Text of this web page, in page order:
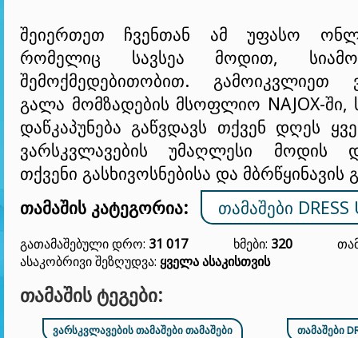
შეიერთეთ ჩვენთან ამ უფასო
რომელიც სავსეა მოდით,
შემოქმედებითობით. გამოიკვლიეთ
გალა მომზადების მსოფლიო NAJOX-
დაწკაპუნება გაწვდავს თქვენ დღეს
ვარსკვლავების უმაღლესი მოდის
თქვენი გასხივოსნებისა და
თამაშის კატეგორია:
ᲗᲐᲛᲐᲨᲔᲑᲘ
Გათამაშებული Დრო: 31 017 Ხმები: 320
Ასაკობრივი Შეზღუდვა: Ყველა Ასაკისთვის
ᲗᲐᲛᲐᲨᲘᲡ ᲢᲔᲒᲔᲑᲘ:
ᲕᲐᲠᲡᲙᲕᲚᲐᲕᲔᲑᲘᲡ ᲗᲐᲛᲐᲨᲔᲑᲘ ᲗᲐᲛᲐᲨᲔᲑᲘ
ᲗᲐᲛᲐᲨᲔᲑᲘ